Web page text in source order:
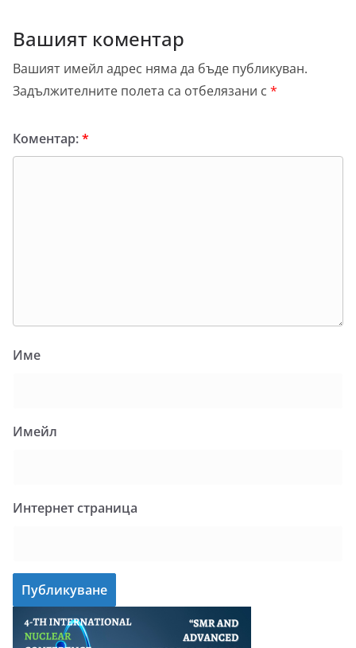
Вашият коментар
Вашият имейл адрес няма да бъде публикуван.
Задължителните полета са отбелязани с *
Коментар:*
Име
Имейл
Интернет страница